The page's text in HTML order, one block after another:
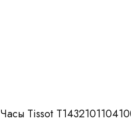
Часы Tissot